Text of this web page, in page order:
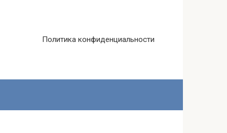
Политика конфиденциальности